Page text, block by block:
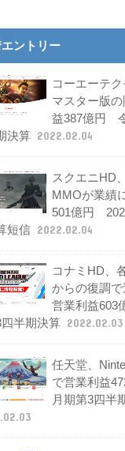
ントリー
コーエーテ
マスター版
益387億円
決算 2022.02.04
スクエニHD
MMOが業績
501億円
短信 2022.02.04
コナミHD、
からの復調
営業利益603
半期決算 2022.02.03
任天堂、
で営業利益
月期第3四半